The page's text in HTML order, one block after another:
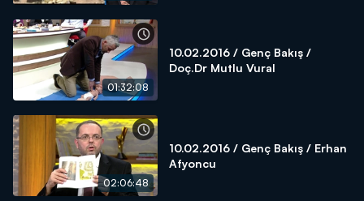
01:32:08
10.02.2016 / Genç Bakış /
Doç.Dr Mutlu Vural
02:06:48
10.02.2016 / Genç Bakış / Erhan
Afyoncu